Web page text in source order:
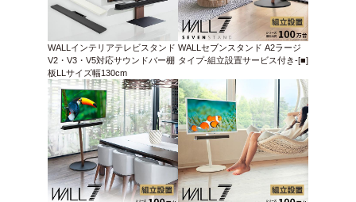
WALLインテリアテレビスタンド
V2・V3・V5対応サウンドバー棚
板LLサイズ幅130cm
WALLセブンスタンド A2ラージ
タイプ-組立設置サービス付き-[■]